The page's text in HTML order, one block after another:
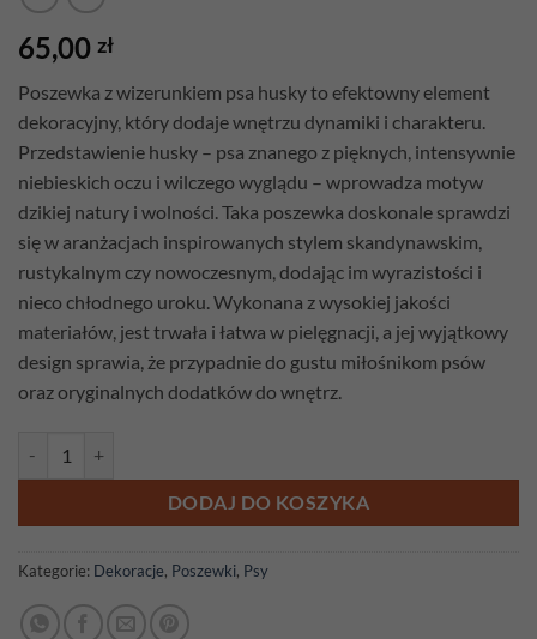
65,00 zł
Poszewka z wizerunkiem psa husky to efektowny element
dekoracyjny, który dodaje wnętrzu dynamiki i charakteru.
Przedstawienie husky – psa znanego z pięknych, intensywnie
niebieskich oczu i wilczego wyglądu – wprowadza motyw
dzikiej natury i wolności. Taka poszewka doskonale sprawdzi
się w aranżacjach inspirowanych stylem skandynawskim,
rustykalnym czy nowoczesnym, dodając im wyrazistości i
nieco chłodnego uroku. Wykonana z wysokiej jakości
materiałów, jest trwała i łatwa w pielęgnacji, a jej wyjątkowy
design sprawia, że przypadnie do gustu miłośnikom psów
oraz oryginalnych dodatków do wnętrz.
DODAJ DO KOSZYKA
Kategorie: Dekoracje, Poszewki, Psy